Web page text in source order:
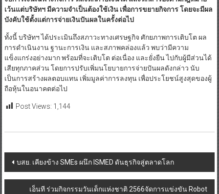
เว้นแต่บริษัทฯ มีความจำเป็นต้องใช้เงิน เพื่อการขยายกิจการ โดยจะมีผล
บังคับใช้ตั้งแต่การจ่ายเงินปันผลในครั้งต่อไป
ทั้งนี้ บริษัทฯ ได้ประเมินถึงสภาวะทางเศรษฐกิจ ศักยภาพการเติบโต ผล
การดำเนินงาน ฐานะการเงิน และสภาพคล่องแล้ว พบว่ามีความ
แข็งแกร่งอย่างมาก พร้อมที่จะเติบโต ต่อเนื่อง และยั่งยืน ไปกับผู้มีส่วนได้
เสียทุกภาคส่วน โดยการปรับเพิ่มนโยบายการจ่ายปันผลดังกล่าว นับ
เป็นการสร้างผลตอบแทน เพิ่มมูลค่าการลงทุน เพื่อประโยชน์สูงสุดของผู้
ถือหุ้นในอนาคตต่อไป
Post Views: 1,144
Post
navigation
บสย. เคียงข้าง SMEs ผนึก ISMED ดันธุรกิจสู่ตลาดโลก
เอ็นที ร่วมกิจกรรมวันเด็กแห่งชาติ 2566จัดการแข่งขัน Robot